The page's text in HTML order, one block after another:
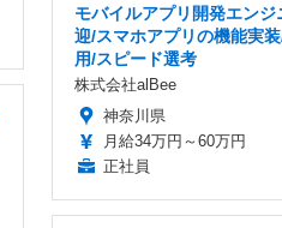
モバイルアプリ開発エンジ
迎/スマホアプリの機能実
用/スピード選考
株式会社alBee
神奈川県
月給34万円～60万円
正社員